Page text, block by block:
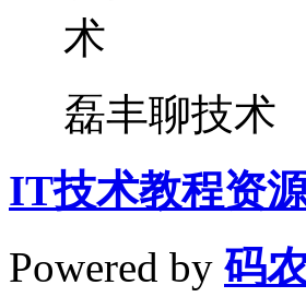
磊丰聊技术
IT技术教程资
Powered by 码